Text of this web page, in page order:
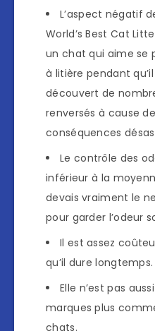
L’aspect négatif
World’s Best Cat
un chat qui aime se
à litière pendant
découvert de
renversés à cause
conséquences
Le contrôle des
inférieur à la
devais vraiment le
pour garder l’odeur
Il est assez
qu’il dure longtemps.
Elle n’est pas
marques plus
chats.